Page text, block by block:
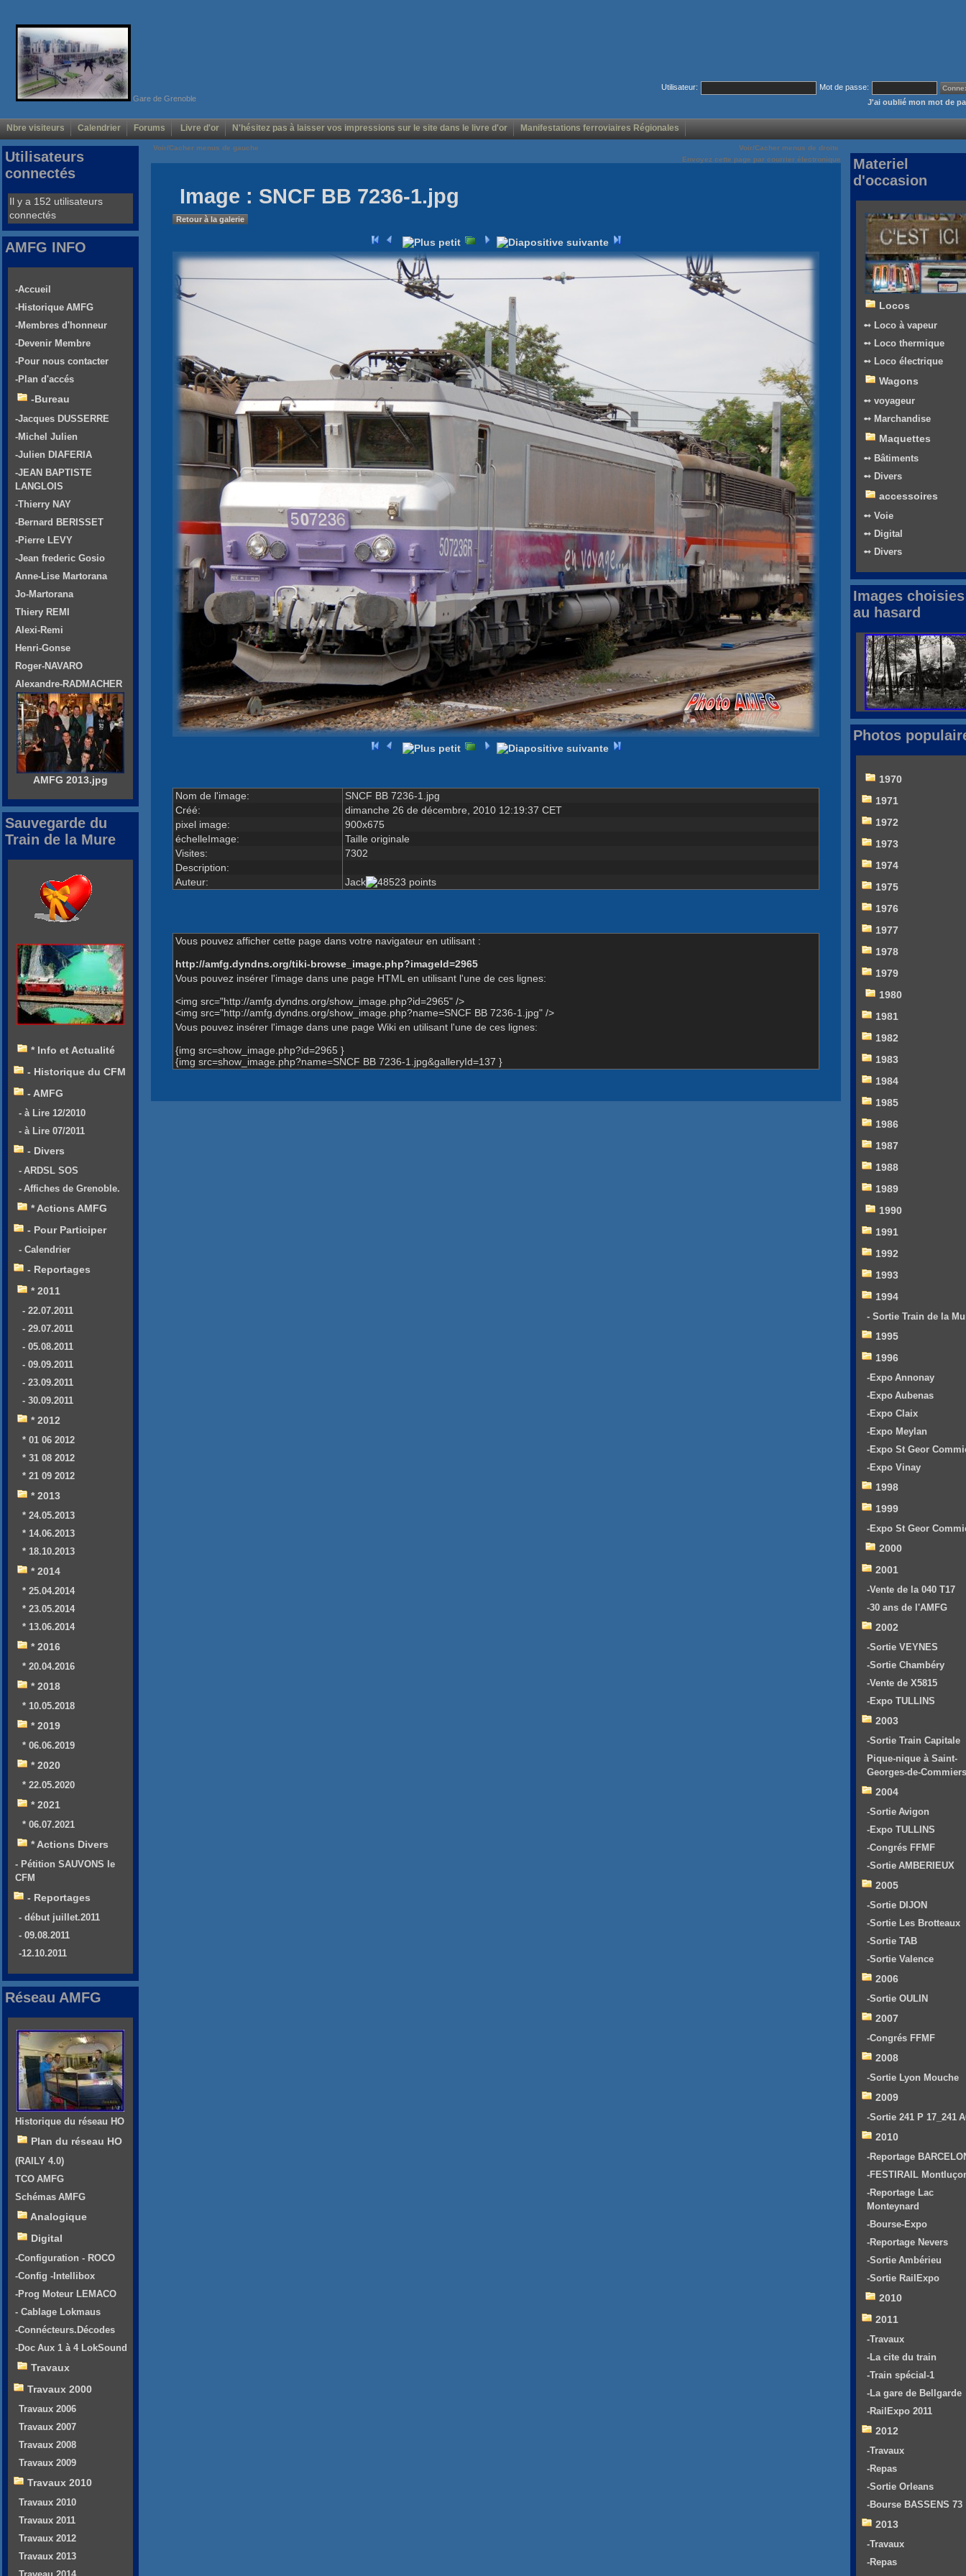
Gare de Grenoble
Utilisateur:
Mot de passe:
J'ai oublié mon mot de
Nbre visiteurs Calendrier Forums Livre d'or N'hésitez pas à laisser vos impressions sur le site dans le livre d'or Manifestations ferroviaires Régionales
Voir/Cacher menus de gauche
Voir/Cacher menus de droite
Envoyez cette page par courrier électronique
Image : SNCF BB 7236-1.jpg
Retour à la galerie
Nom de l'image:
SNCF BB 7236-1.jpg
Créé:
dimanche 26 de décembre, 2010 12:19:37 CET
pixel image:
900x675
échelleImage:
Taille originale
Visites:
7302
Description:
Auteur:
Jack
Vous pouvez afficher cette page dans votre navigateur en utilisant :
http://amfg.dyndns.org/tiki-browse_image.php?imageId=2965
Vous pouvez insérer l'image dans une page HTML en utilisant l'une de ces lignes:
<img src="http://amfg.dyndns.org/show_image.php?id=2965" />
<img src="http://amfg.dyndns.org/show_image.php?name=SNCF BB 7236-1.jpg" />
Vous pouvez insérer l'image dans une page Wiki en utilisant l'une de ces lignes:
{img src=show_image.php?id=2965 }
{img src=show_image.php?name=SNCF BB 7236-1.jpg&galleryId=137 }
Utilisateurs
connectés
Il y a 152 utilisateurs
connectés
AMFG INFO
-Accueil
-Historique AMFG
-Membres d'honneur
-Devenir Membre
-Pour nous contacter
-Plan d'accés
-Bureau
-Jacques DUSSERRE
-Michel Julien
-Julien DIAFERIA
-JEAN BAPTISTE
LANGLOIS
-Thierry NAY
-Bernard BERISSET
-Pierre LEVY
-Jean frederic Gosio
Anne-Lise Martorana
Jo-Martorana
Thiery REMI
Alexi-Remi
Henri-Gonse
Roger-NAVARO
Alexandre-RADMACHER
AMFG 2013.jpg
Sauvegarde du
Train de la Mure
* Info et Actualité
- Historique du CFM
- AMFG
- à Lire 12/2010
- à Lire 07/2011
- Divers
- ARDSL SOS
- Affiches de Grenoble.
* Actions AMFG
- Pour Participer
- Calendrier
- Reportages
* 2011
- 22.07.2011
- 29.07.2011
- 05.08.2011
- 09.09.2011
- 23.09.2011
- 30.09.2011
* 2012
* 01 06 2012
* 31 08 2012
* 21 09 2012
* 2013
* 24.05.2013
* 14.06.2013
* 18.10.2013
* 2014
* 25.04.2014
* 23.05.2014
* 13.06.2014
* 2016
* 20.04.2016
* 2018
* 10.05.2018
* 2019
* 06.06.2019
* 2020
* 22.05.2020
* 2021
* 06.07.2021
* Actions Divers
- Pétition SAUVONS le
CFM
- Reportages
- début juillet.2011
- 09.08.2011
-12.10.2011
Réseau AMFG
Historique du réseau HO
Plan du réseau HO
(RAILY 4.0)
TCO AMFG
Schémas AMFG
Analogique
Digital
-Configuration - ROCO
-Config -Intellibox
-Prog Moteur LEMACO
- Cablage Lokmaus
-Connécteurs.Décodes
-Doc Aux 1 à 4 LokSound
Travaux
Travaux 2000
Travaux 2006
Travaux 2007
Travaux 2008
Travaux 2009
Travaux 2010
Travaux 2010
Travaux 2011
Travaux 2012
Travaux 2013
Materiel
d'occasion
Locos
➻ Loco à vapeur
➻ Loco thermique
➻ Loco électrique
Wagons
➻ voyageur
➻ Marchandise
Maquettes
➻ Bâtiments
➻ Divers
accessoires
➻ Voie
➻ Digital
➻ Divers
Images choisies
au hasard
Photos
1970
1971
1972
1973
1974
1975
1976
1977
1978
1979
1980
1981
1982
1983
1984
1985
1986
1987
1988
1989
1990
1991
1992
1993
1994
- Sortie Train de la
1995
1996
-Expo Annonay
-Expo Aubenas
-Expo Claix
-Expo Meylan
-Expo St Geor
-Expo Vinay
1998
1999
-Expo St Geor
2000
2001
-Vente de la 040 T17
-30 ans de l'AMFG
2002
-Sortie VEYNES
-Sortie Chambéry
-Vente de X5815
-Expo TULLINS
2003
-Sortie Train Capitale
Pique-nique à Saint-
Georges-de-Commiers
2004
-Sortie Avigon
-Expo TULLINS
-Congrés FFMF
-Sortie AMBERIEUX
2005
-Sortie DIJON
-Sortie Les Brotteaux
-Sortie TAB
-Sortie Valence
2006
-Sortie OULIN
2007
-Congrés FFMF
2008
-Sortie Lyon Mouche
2009
-Sortie 241 P 17_241
2010
-Reportage
-FESTIRAIL
-Reportage Lac
Monteynard
-Bourse-Expo
-Reportage Nevers
-Sortie Ambérieu
-Sortie RailExpo
2010
2011
-Travaux
-La cite du train
-Train spécial-1
-La gare de Bellgarde
-RailExpo 2011
2012
-Travaux
-Repas
-Sortie Orleans
-Bourse BASSENS 73
2013
-Travaux
-Repas